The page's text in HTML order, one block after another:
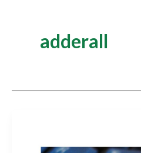
adderall